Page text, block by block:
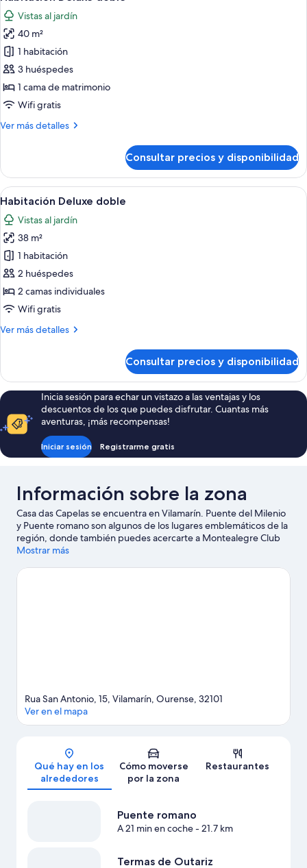
todas
las
fotos
de
Habitación
Deluxe
doble
Vistas al jardín
40 m²
1 habitación
3 huéspedes
1 cama de matrimonio
Wifi gratis
Ver más detalles
Más
Deluxe
doble
Consultar precios y disponibilidad
Abrir
todas
las
fotos
de
Habitación
Deluxe
doble
Habitación de hotel con dos camas,
24
Habitación Deluxe doble
Vistas al jardín
38 m²
1 habitación
2 huéspedes
2 camas individuales
Wifi gratis
Ver más detalles
Más
Deluxe
doble
Consultar precios y disponibilidad
Inicia sesión para echar un vistazo a las ventajas y los
descuentos de los que puedes disfrutar. Cuantas más
aventuras, ¡más recompensas!
Iniciar sesión Registrarme gratis
Información sobre la zona
Casa das Capelas se encuentra en Vilamarín. Puente del Milenio
y Puente romano son algunos de los lugares emblemáticos de la
región, donde también puedes acercarte a Montealegre Club
de Golf y Bodega Vía Romana si buscas unas vacaciones activas.
actividades como la caza.
Mostrar más
Mapa
Rua San Antonio, 15, Vilamarín, Ourense, 32101
Ver en el mapa
Qué hay en los
alrededores
Cómo moverse
por la zona
Restaurantes
Puente romano
A 21 min en coche- 21.7 km
Termas de Outariz